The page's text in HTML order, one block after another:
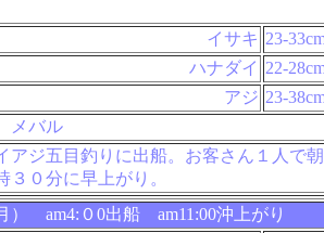
イサキ 23-
ハナダイ 22-
アジ 23-
メバル
アジ五目釣りに出船。お客さん１人で
３０分に早上がり。
） am4:０0出船 am11:00沖上がり